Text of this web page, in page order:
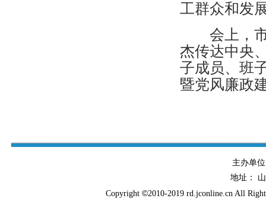
工群众和发
会上，市
杰传达中央
子成员、班
暨党风廉政
主办
地址：
Copyright ©2010-2019 rd.jconline.cn All